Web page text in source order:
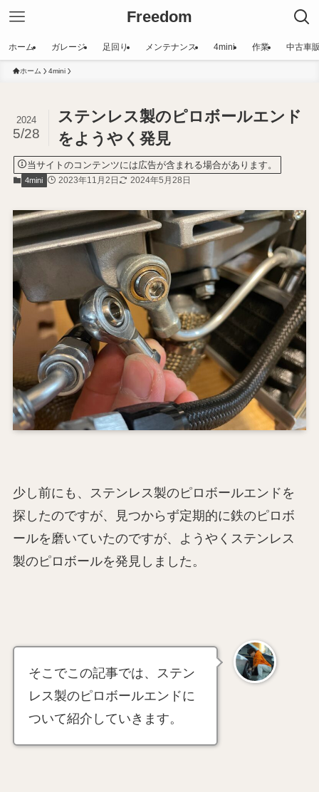
Freedom
ホーム ガレージ 足回り メンテナンス 4mini 作業 中古車
ホーム 4mini
ステンレス製のピロボールエンド
をようやく発見
2024
5/28
当サイトのコンテンツには広告が含まれる場合があります。
4mini 2023年11月2日 2024年5月28日
少し前にも、ステンレス製のピロボールエンドを
探したのですが、見つからず定期的に鉄のピロボ
ールを磨いていたのですが、ようやくステンレス
製のピロボールを発見しました。
そこでこの記事では、ステン
レス製のピロボールエンドに
ついて紹介していきます。